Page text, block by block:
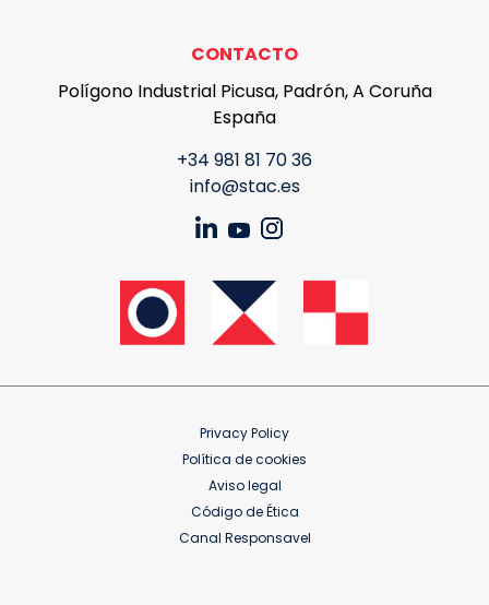
CONTACTO
Polígono Industrial Picusa, Padrón, A Coruña
España
+34 981 81 70 36
info@stac.es
Privacy Policy
Política de cookies
Aviso legal
Código de Ética
Canal Responsavel